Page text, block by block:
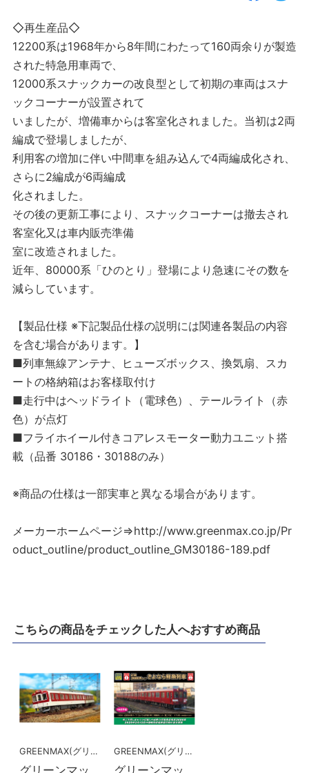
◇再生産品◇
12200系は1968年から8年間にわたって160両余りが製造
された特急用車両で、
12000系スナックカーの改良型として初期の車両はスナ
ックコーナーが設置されて
いましたが、増備車からは客室化されました。当初は2両
編成で登場しましたが、
利用客の増加に伴い中間車を組み込んで4両編成化され、
さらに2編成が6両編成
化されました。
その後の更新工事により、スナックコーナーは撤去され
客室化又は車内販売準備
室に改造されました。
近年、80000系「ひのとり」登場により急速にその数を
減らしています。
【製品仕様 ※下記製品仕様の説明には関連各製品の内容
を含む場合があります。】
■列車無線アンテナ、ヒューズボックス、換気扇、スカ
ートの格納箱はお客様取付け
■走行中はヘッドライト（電球色）、テールライト（赤
色）が点灯
■フライホイール付きコアレスモーター動力ユニット搭
載（品番 30186・30188のみ）
※商品の仕様は一部実車と異なる場合があります。
メーカーホームページ⇒http://www.greenmax.co.jp/Pr
oduct_outline/product_outline_GM30186-189.pdf
こちらの商品をチェックした人へおすすめ商品
GREENMAX(グリーンマックス）
グリーンマッ
GREENMAX(グリーンマックス）
グリーンマッ